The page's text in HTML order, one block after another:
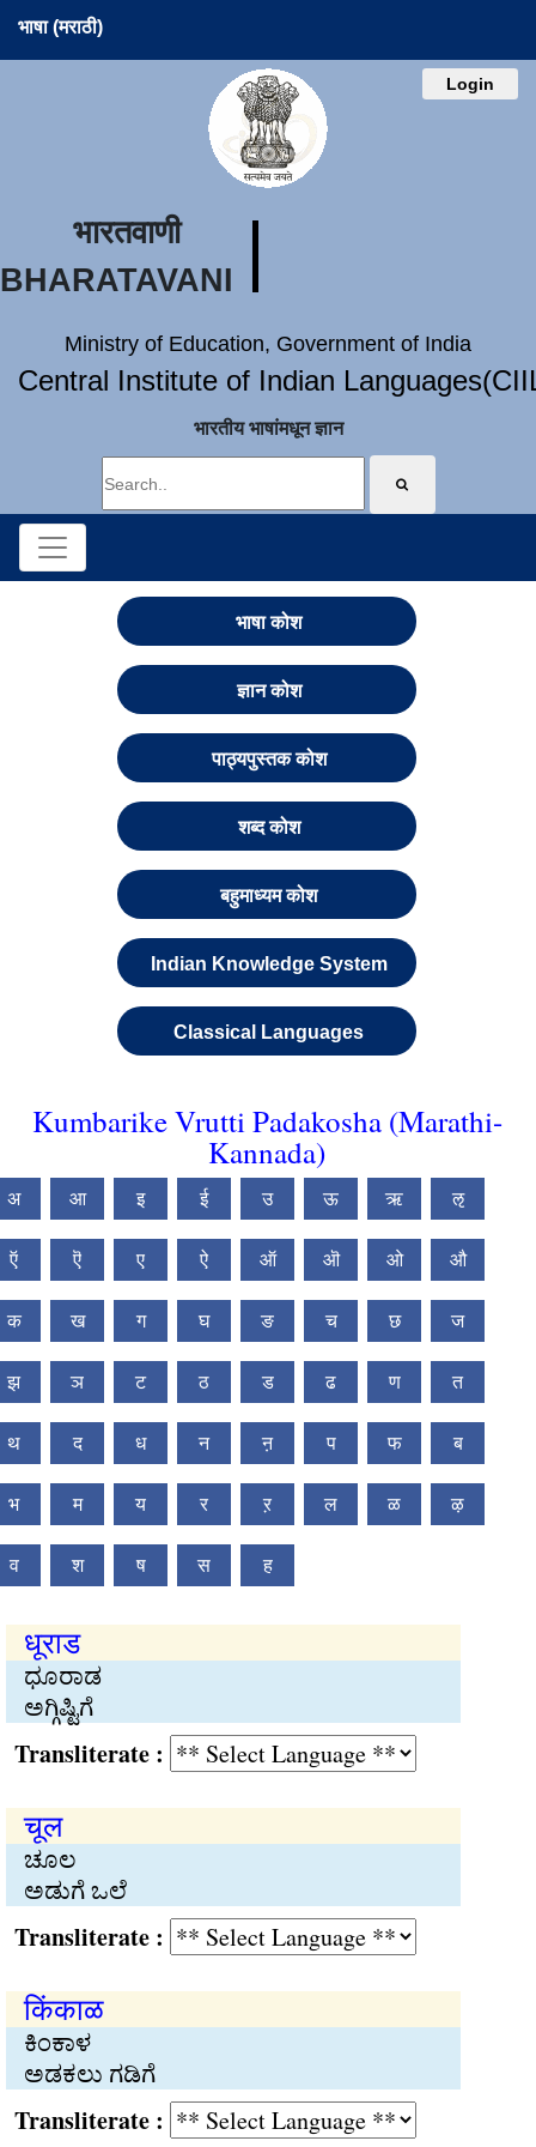
भाषा (मराठी)
Login
भारतवाणी
BHARATAVANI
Ministry of Education, Government of India
Central Institute of Indian
भारतीय भाषांमधून ज्ञान
भाषा कोश
ज्ञान कोश
पाठ्यपुस्तक कोश
शब्द कोश
बहुमाध्यम कोश
Indian Knowledge System
Classical Languages
Kumbarike Vrutti Padakosha (Marathi-
Kannada)
अ आ इ ई उ ऊ ऋ ऌ
ऍ ऎ ए ऐ ऑ ऒ ओ औ
क ख ग घ ङ च छ ज
झ ञ ट ठ ड ढ ण त
थ द ध न ऩ प फ ब
भ म य र ऱ ल ळ ऴ
व श ष स ह
धूराड
ಧೂರಾಡ
ಅಗ್ಗಿಷ್ಟಿಗೆ
:
चूल
ಚೂಲ
ಅಡುಗೆ ಒಲೆ
:
किंकाळ
ಕಿಂಕಾಳ
ಅಡಕಲು ಗಡಿಗೆ
: